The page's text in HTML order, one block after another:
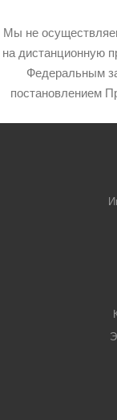
Мы не
на дистанционную
Федеральным
постановлением